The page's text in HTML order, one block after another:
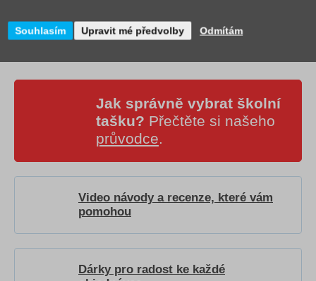
Jak správně vybrat školní
tašku? Přečtěte si našeho
průvodce.
Video návody a recenze, které vám
pomohou
Dárky pro radost ke každé
Souhlasím Upravit mé předvolby Odmítám